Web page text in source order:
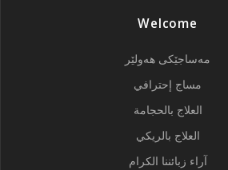
Welcome
مەساجێکی هەولێر
مساج إحترافي
العلاج بالحجامة
العلاج بالريكي
آراء زبائننا الكرام